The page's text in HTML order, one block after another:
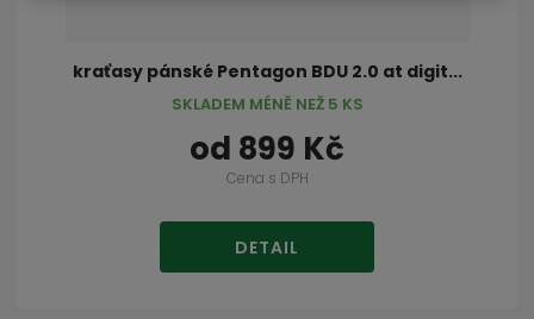
kraťasy pánské Pentagon BDU 2.0 at digit...
od 899 Kč
Cena s DPH
DETAIL
SKLADEM MÉNĚ NEŽ 5 KS